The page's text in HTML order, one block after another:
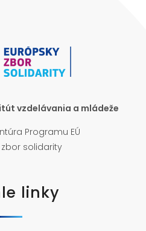
vzdelávania a mládeže
Programu EÚ
zbor solidarity
linky